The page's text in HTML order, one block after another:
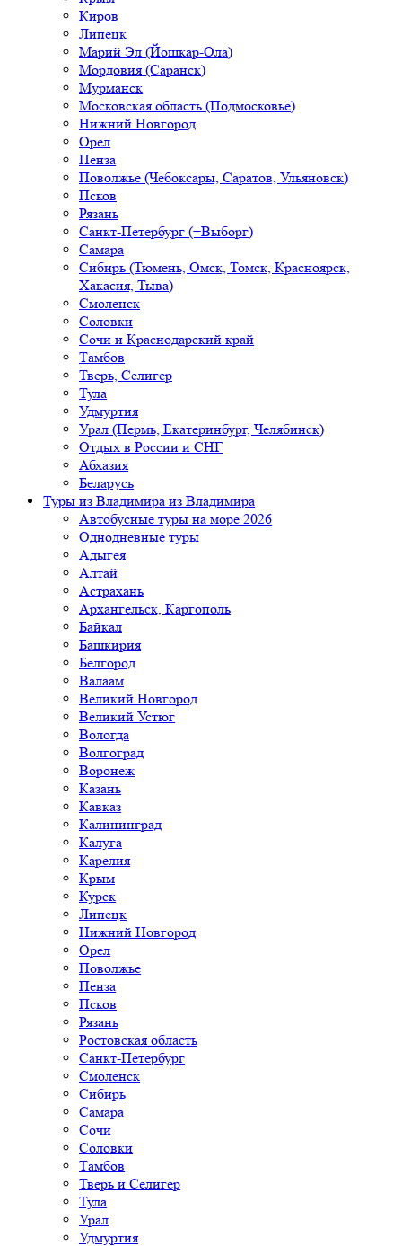
Киров
Липецк
Марий Эл (Йошкар-Ола)
Мордовия (Саранск)
Мурманск
Московская область (Подмосковье)
Нижний Новгород
Орел
Пенза
Поволжье (Чебоксары, Саратов, Ульяновск)
Псков
Рязань
Санкт-Петербург (+Выборг)
Самара
Сибирь (Тюмень, Омск, Томск, Красноярск,
Хакасия, Тыва)
Смоленск
Соловки
Сочи и Краснодарский край
Тамбов
Тверь, Селигер
Тула
Удмуртия
Урал (Пермь, Екатеринбург, Челябинск)
Отдых в России и СНГ
Абхазия
Беларусь
Туры из Владимира из Владимира
Автобусные туры на море 2026
Однодневные туры
Адыгея
Алтай
Астрахань
Архангельск, Каргополь
Байкал
Башкирия
Белгород
Валаам
Великий Новгород
Великий Устюг
Вологда
Волгоград
Воронеж
Казань
Кавказ
Калининград
Калуга
Карелия
Крым
Курск
Липецк
Нижний Новгород
Орел
Поволжье
Пенза
Псков
Рязань
Ростовская область
Санкт-Петербург
Смоленск
Сибирь
Самара
Сочи
Соловки
Тамбов
Тверь и Селигер
Тула
Урал
Удмуртия